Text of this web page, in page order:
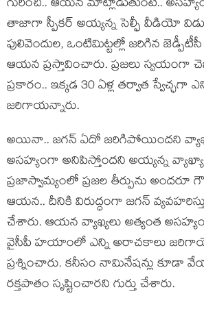
గురించి.. ఆయ‌న మాట్లాడుతుంటే..
తాజాగా స్పీక‌ర్ అయ్య‌న్న సెల్ఫీ వీడియో
పులివెందుల‌, ఒంటిమిట్ట‌ల్లో జ‌రిగిన
ఆయ‌న ప్ర‌స్తావించారు. ప్ర‌జ‌లు స్వ‌యంగా
ప్ర‌కారం.. ఇక్క‌డ 30 ఏళ్ల త‌ర్వాత స్వేచ్ఛ‌గా
జ‌రిగాయ‌న్నారు.
అయినా.. జ‌గ‌న్ ఏదో జ‌రిగిపోయింద‌ని
అస‌హ్యంగా అనిపిస్తోంద‌ని అయ్య‌న్న
ప్ర‌జాస్వామ్యంలో ప్ర‌జ‌ల తీర్పును అంద‌రూ
ఆయ‌న‌.. దీనికి విరుద్ధంగా జ‌గ‌న్
చేశారు. ఆయ‌న వ్యాఖ్య‌లు అత్యంత
వైసీపీ హ‌యాంలో ఎన్ని అరాచ‌కాలు
ప్ర‌శ్నించారు. క‌నీసం నామినేష‌న్లు కూడా
ర‌క్త‌పాతం సృష్టించార‌ని గుర్తు చేశారు.